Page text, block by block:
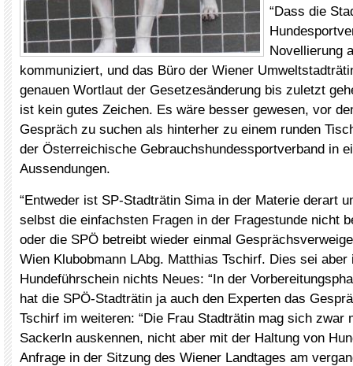
“Dass die
Novellierung
kommuniziert, und das Büro der Wiener
genauen Wortlaut der Gesetzesänderung bis zuletzt
ist kein gutes Zeichen. Es wäre besser gewesen, vor
Gespräch zu suchen als hinterher zu einem runden
der Österreichische Gebrauchshundessportverband in
Aussendungen.
“Entweder ist SP-Stadträtin Sima in der Materie derart
selbst die einfachsten Fragen in der Fragestunde nicht
oder die SPÖ betreibt wieder einmal
Wien Klubobmann LAbg. Matthias Tschirf. Dies sei aber
Hundeführschein nichts Neues: “In der
hat die SPÖ-Stadträtin ja auch den Experten das
Tschirf im weiteren: “Die Frau Stadträtin mag sich zwar
Sackerln auskennen, nicht aber mit der Haltung von
Anfrage in der Sitzung des Wiener Landtages am